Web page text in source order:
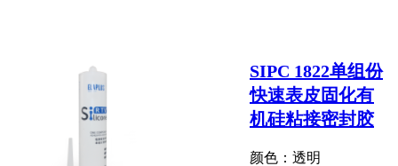
SIPC 1822单组份
快速表皮固化有
机硅粘接密封胶
颜色：透明